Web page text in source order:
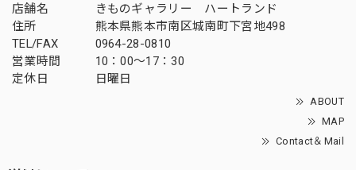
店舗名
きものギャラリー ハートランド
住所
熊本県熊本市南区城南町下宮地498
TEL/FAX
0964-28-0810
営業時間
10：00～17：30
定休日
日曜日
ABOUT
MAP
Contact＆Mail